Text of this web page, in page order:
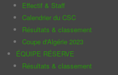
Effectif & Staff
Calendrier du CSC
Résultats & classement
Coupe d'Algérie 2023
ÉQUIPE RÉSERVE
Résultats & classement